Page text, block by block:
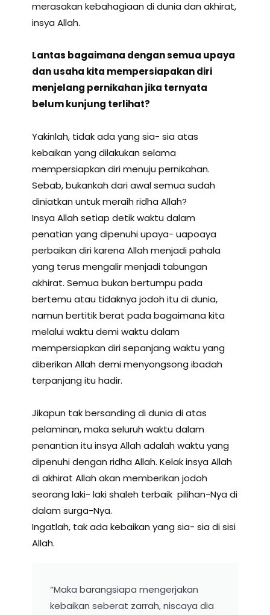
merasakan kebahagiaan di dunia dan akhirat,
insya Allah.
Lantas bagaimana dengan semua upaya
dan usaha kita mempersiapakan diri
menjelang pernikahanjika ternyata
belum kunjung terlihat?
Yakinlah, tidak ada yang sia- sia atas
kebaikan yang dilakukan selama
mempersiapkan diri menuju pernikahan.
Sebab, bukankah dari awal semua sudah
diniatkan untuk meraih ridha Allah?
Insya Allah setiap detik waktu dalam
penatian yang dipenuhi upaya- uapoaya
perbaikan diri karena Allah menjadi pahala
yang terus mengalir menjadi tabungan
akhirat. Semua bukan bertumpu pada
bertemu atau tidaknya jodoh itu di dunia,
namun bertitik berat pada bagaimana kita
melalui waktu demi waktu dalam
mempersiapkan diri sepanjang waktu yang
diberikan Allah demi menyongsong ibadah
terpanjang itu hadir.
Jikapun tak bersanding di dunia di atas
pelaminan, maka seluruh waktu dalam
penantian itu insya Allah adalah waktu yang
dipenuhi dengan ridha Allah. Kelak insya Allah
di akhirat Allah akan memberikan jodoh
seorang laki- laki shaleh terbaik pilihan-Nya di
dalam surga-Nya.
Ingatlah, tak ada kebaikan yang sia- sia di sisi
Allah.
“Maka barangsiapa mengerjakan
kebaikan seberat zarrah, niscaya dia